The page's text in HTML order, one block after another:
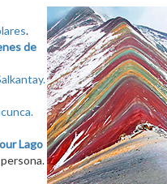
.
de
Lago